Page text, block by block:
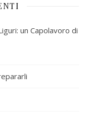
un Capolavoro di